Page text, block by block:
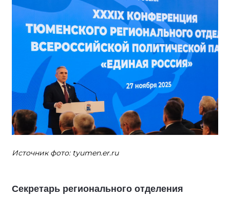
Источник фото: tyumen.er.ru
Секретарь регионального отделения